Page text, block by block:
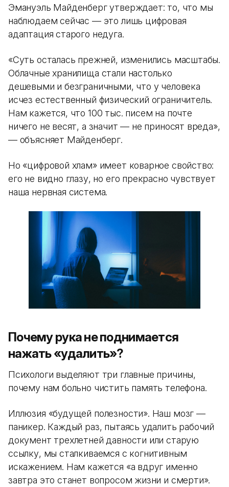
Эмануэль Майденберг утверждает: то, что мы
наблюдаем сейчас — это лишь цифровая
адаптация старого недуга.
«Суть осталась прежней, изменились масштабы.
Облачные хранилища стали настолько
дешевыми и безграничными, что у человека
исчез естественный физический ограничитель.
Нам кажется, что 100 тыс. писем на почте
ничего не весят, а значит — не приносят вреда»,
— объясняет Майденберг.
Но «цифровой хлам» имеет коварное свойство:
его не видно глазу, но его прекрасно чувствует
наша нервная система.
Почему рука не поднимается
нажать «удалить»?
Психологи выделяют три главные причины,
почему нам больно чистить память телефона.
Иллюзия «будущей полезности». Наш мозг —
паникер. Каждый раз, пытаясь удалить рабочий
документ трехлетней давности или старую
ссылку, мы сталкиваемся с когнитивным
искажением. Нам кажется «а вдруг именно
завтра это станет вопросом жизни и смерти».